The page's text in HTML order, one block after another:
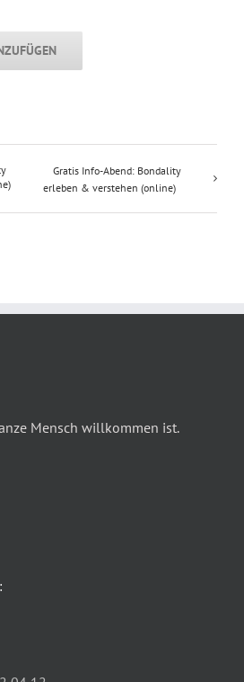
Gratis Info-Abend: Bondality
erleben & verstehen (online)
Mensch willkommen ist.